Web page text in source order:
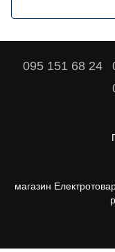
095 151 68 24
магазин